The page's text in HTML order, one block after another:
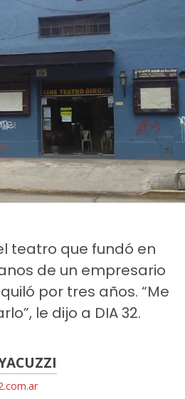
teatro que fundó en
de un empresario
por tres años. “Me
le dijo a DIA 32.